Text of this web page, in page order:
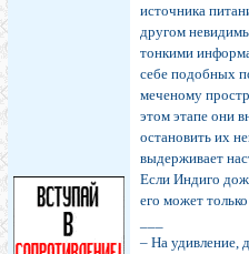
источника
другом
тонкими
себе подобных
меченому
этом этапе они
остановить их
выдерживает
Если Индиго
его может
– На удивление,